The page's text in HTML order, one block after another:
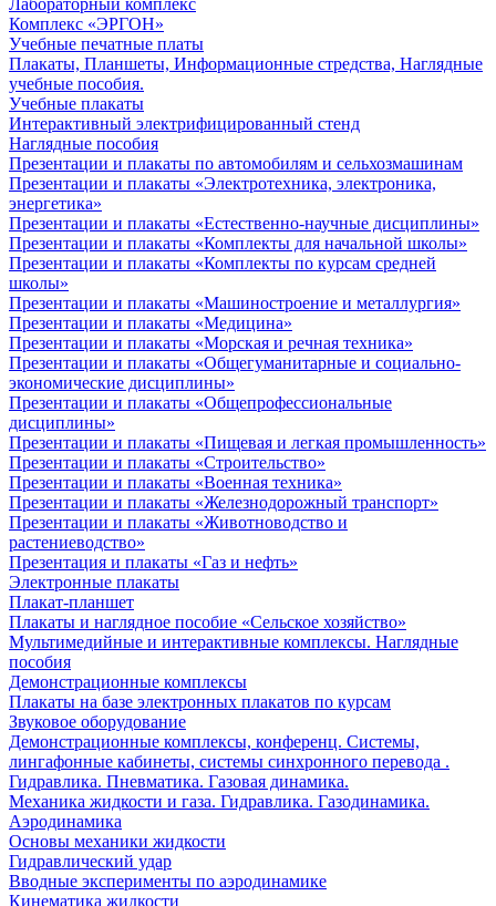
Лабораторный комплекс
Комплекс «ЭРГОН»
Учебные печатные платы
Плакаты, Планшеты, Информационные стредства, Наглядные
учебные пособия.
Учебные плакаты
Интерактивный электрифицированный стенд
Наглядные пособия
Презентации и плакаты по автомобилям и сельхозмашинам
Презентации и плакаты «Электротехника, электроника,
энергетика»
Презентации и плакаты «Естественно-научные дисциплины»
Презентации и плакаты «Комплекты для начальной школы»
Презентации и плакаты «Комплекты по курсам средней
школы»
Презентации и плакаты «Машиностроение и металлургия»
Презентации и плакаты «Медицина»
Презентации и плакаты «Морская и речная техника»
Презентации и плакаты «Общегуманитарные и социально-
экономические дисциплины»
Презентации и плакаты «Общепрофессиональные
дисциплины»
Презентации и плакаты «Пищевая и легкая промышленность»
Презентации и плакаты «Строительство»
Презентации и плакаты «Военная техника»
Презентации и плакаты «Железнодорожный транспорт»
Презентации и плакаты «Животноводство и
растениеводство»
Презентация и плакаты «Газ и нефть»
Электронные плакаты
Плакат-планшет
Плакаты и наглядное пособие «Сельское хозяйство»
Мультимедийные и интерактивные комплексы. Наглядные
пособия
Демонстрационные комплексы
Плакаты на базе электронных плакатов по курсам
Звуковое оборудование
Демонстрационные комплексы, конференц. Системы,
лингафонные кабинеты, системы синхронного перевода .
Гидравлика. Пневматика. Газовая динамика.
Механика жидкости и газа. Гидравлика. Газодинамика.
Аэродинамика
Основы механики жидкости
Гидравлический удар
Вводные эксперименты по аэродинамике
Кинематика жидкости